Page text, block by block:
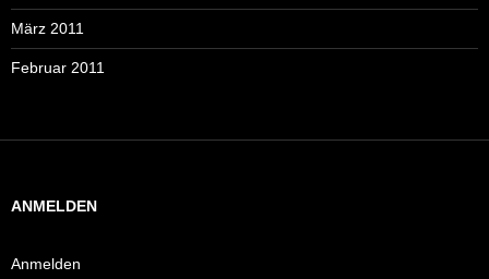
März 2011
Februar 2011
ANMELDEN
Anmelden